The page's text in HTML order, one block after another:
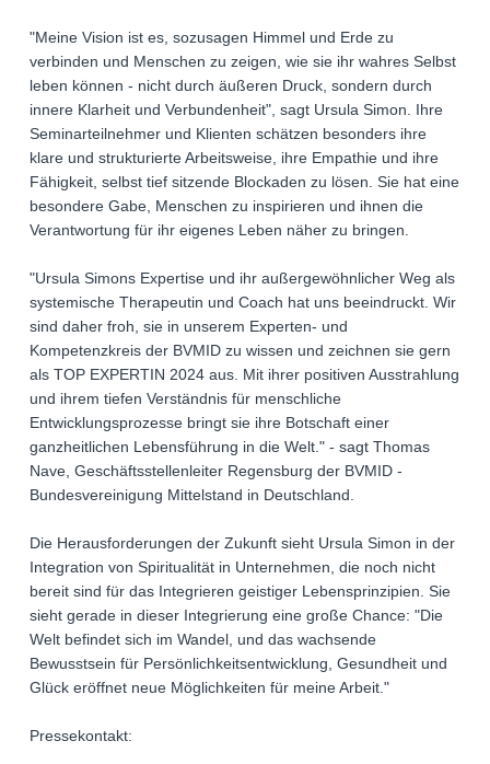
"Meine Vision ist es, sozusagen Himmel und Erde zu
verbinden und Menschen zu zeigen, wie sie ihr wahres Selbst
leben können - nicht durch äußeren Druck, sondern durch
innere Klarheit und Verbundenheit", sagt Ursula Simon. Ihre
Seminarteilnehmer und Klienten schätzen besonders ihre
klare und strukturierte Arbeitsweise, ihre Empathie und ihre
Fähigkeit, selbst tief sitzende Blockaden zu lösen. Sie hat eine
besondere Gabe, Menschen zu inspirieren und ihnen die
Verantwortung für ihr eigenes Leben näher zu bringen.
"Ursula Simons Expertise und ihr außergewöhnlicher Weg als
systemische Therapeutin und Coach hat uns beeindruckt. Wir
sind daher froh, sie in unserem Experten- und
Kompetenzkreis der BVMID zu wissen und zeichnen sie gern
als TOP EXPERTIN 2024 aus. Mit ihrer positiven Ausstrahlung
und ihrem tiefen Verständnis für menschliche
Entwicklungsprozesse bringt sie ihre Botschaft einer
ganzheitlichen Lebensführung in die Welt." - sagt Thomas
Nave, Geschäftsstellenleiter Regensburg der BVMID -
Bundesvereinigung Mittelstand in Deutschland.
Die Herausforderungen der Zukunft sieht Ursula Simon in der
Integration von Spiritualität in Unternehmen, die noch nicht
bereit sind für das Integrieren geistiger Lebensprinzipien. Sie
sieht gerade in dieser Integrierung eine große Chance: "Die
Welt befindet sich im Wandel, und das wachsende
Bewusstsein für Persönlichkeitsentwicklung, Gesundheit und
Glück eröffnet neue Möglichkeiten für meine Arbeit."
Pressekontakt: